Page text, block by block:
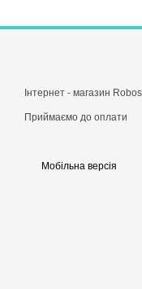
Інтернет - магазин
Приймаємо до оплати
Мобільна версія